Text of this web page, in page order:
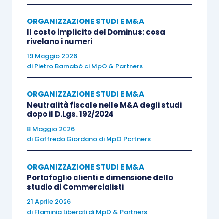
socio e amministratore di una società di servizi è
considerata in ogni caso compatibile purché le
prestazioni erogate dalla società siano di natura
meramente esecutiva (attività di invio
professionale). Laratio sottostante è che la
società di servizi è tollerata in quanto supporta
logisticamente e operativamente l’attività
professionale. La questione si complica quando
studio del professionista-socio, ma anche verso
clienti terzi. In tal caso, l’attività del
professionista potrebbe essere ritenuta
incompatibile rispetto all’attività esercitata
ORGANIZZAZIONE STUDI E M&A
Il costo implicito del Dominus: cosa
rivelano i numeri
19 Maggio 2026
di Pietro Barnabò di MpO & Partners
ORGANIZZAZIONE STUDI E M&A
Neutralità fiscale nelle M&A degli studi
dopo il D.Lgs. 192/2024
8 Maggio 2026
di Goffredo Giordano di MpO Partners
ORGANIZZAZIONE STUDI E M&A
Portafoglio clienti e dimensione dello
studio di Commercialisti
21 Aprile 2026
di Flaminia Liberati di MpO & Partners